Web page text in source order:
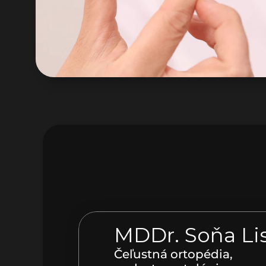
MDDr. Soňa
Čeľustná ortopédia,